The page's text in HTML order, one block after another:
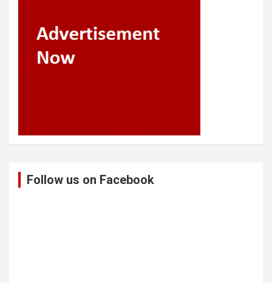
Follow us on Facebook